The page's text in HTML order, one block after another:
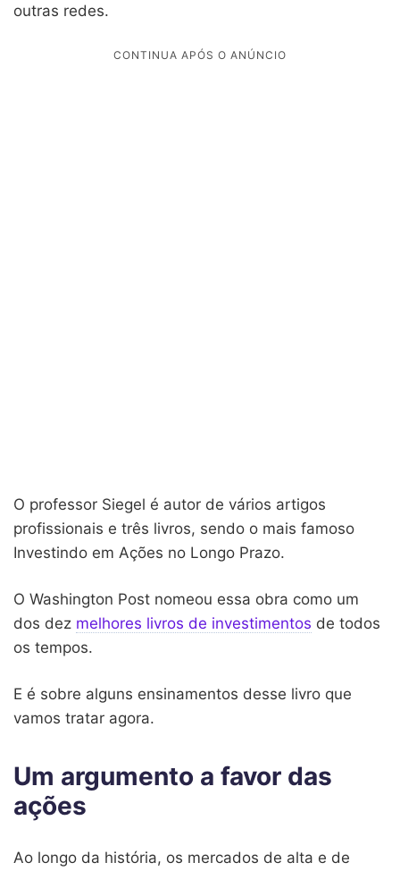
outras redes.
O professor Siegel é autor de vários artigos
profissionais e três livros, sendo o mais famoso
Investindo em Ações no Longo Prazo.
O Washington Post nomeou essa obra como um
dos dez melhores livros de investimentos de todos
os tempos.
E é sobre alguns ensinamentos desse livro que
vamos tratar agora.
Um argumento a favor das
ações
Ao longo da história, os mercados de alta e de